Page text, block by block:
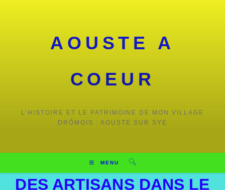
AOUSTE A
COEUR
L’HISTOIRE ET LE PATRIMOINE DE MON VILLAGE
DRÔMOIS : AOUSTE SUR SYE
MENU
DES ARTISANS DANS LE